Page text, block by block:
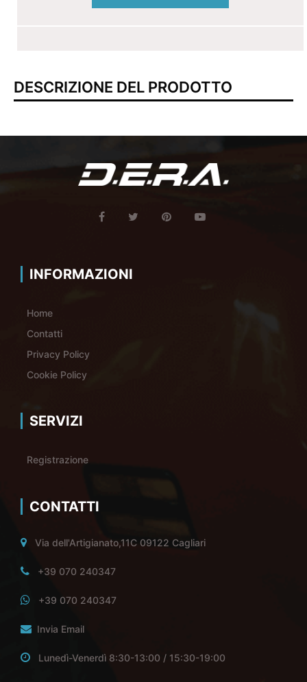
DESCRIZIONE DEL PRODOTTO
INFORMAZIONI
Home
Contatti
Privacy Policy
Cookie Policy
SERVIZI
Registrazione
CONTATTI
Via dell'Artigianato,11C 09122 Cagliari
+39 070 240347
+39 070 240347
Invia Email
Lunedì-Venerdì 8:30-13:00 / 15:30-19:00